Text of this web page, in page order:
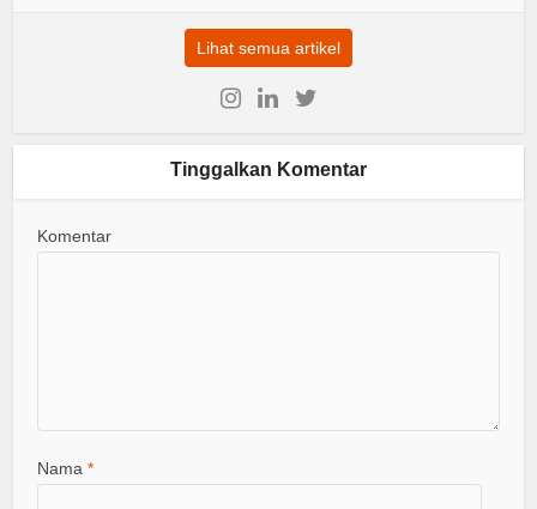
Lihat semua artikel
Tinggalkan Komentar
Komentar
Nama*